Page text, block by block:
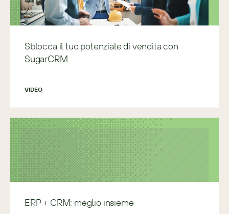
Sblocca il tuo potenziale di vendita con
SugarCRM
VIDEO
ERP + CRM: meglio insieme